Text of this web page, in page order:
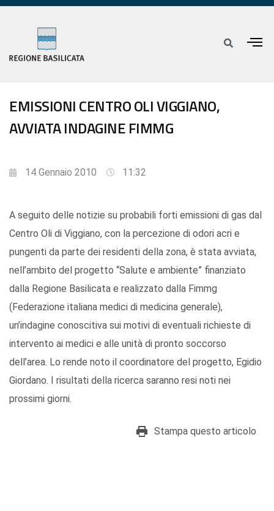
EMISSIONI CENTRO OLI VIGGIANO,
AVVIATA INDAGINE FIMMG
14 Gennaio 2010 11:32
A seguito delle notizie su probabili forti emissioni di gas dal
Centro Oli di Viggiano, con la percezione di odori acri e
pungenti da parte dei residenti della zona, è stata avviata,
nell’ambito del progetto “Salute e ambiente” finanziato
dalla Regione Basilicata e realizzato dalla Fimmg
(Federazione italiana medici di medicina generale),
un’indagine conoscitiva sui motivi di eventuali richieste di
intervento ai medici e alle unità di pronto soccorso
dell’area. Lo rende noto il coordinatore del progetto, Egidio
Giordano. I risultati della ricerca saranno resi noti nei
prossimi giorni.
Stampa questo articolo